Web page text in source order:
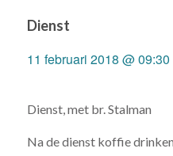
Dienst
11 februari 2018 @ 09:30
Dienst, met br. Stalman
Na de dienst koffie drinken